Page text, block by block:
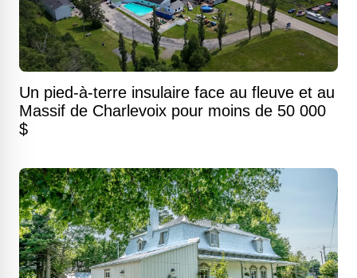
Un pied-à-terre insulaire face au fleuve et au
Massif de Charlevoix pour moins de 50 000
$